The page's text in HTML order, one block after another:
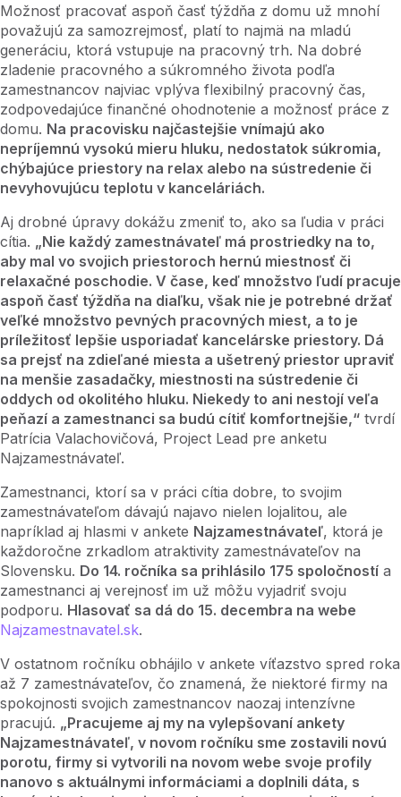
Možnosť pracovať aspoň časť týždňa z domu už mnohí
považujú za samozrejmosť, platí to najmä na mladú
generáciu, ktorá vstupuje na pracovný trh. Na dobré
zladenie pracovného a súkromného života podľa
zamestnancov najviac vplýva flexibilný pracovný čas,
zodpovedajúce finančné ohodnotenie a možnosť práce z
domu. Na pracovisku najčastejšie vnímajú ako
nepríjemnú vysokú mieru hluku, nedostatok súkromia,
chýbajúce priestory na relax alebo na sústredenie či
nevyhovujúcu teplotu v kanceláriách.
Aj drobné úpravy dokážu zmeniť to, ako sa ľudia v práci
cítia. „Nie každý zamestnávateľ má prostriedky na to,
aby mal vo svojich priestoroch hernú miestnosť či
relaxačné poschodie. V čase, keď množstvo ľudí pracuje
aspoň časť týždňa na diaľku, však nie je potrebné držať
veľké množstvo pevných pracovných miest, a to je
príležitosť lepšie usporiadať kancelárske priestory. Dá
sa prejsť na zdieľané miesta a ušetrený priestor upraviť
na menšie zasadačky, miestnosti na sústredenie či
oddych od okolitého hluku. Niekedy to ani nestojí veľa
peňazí a zamestnanci sa budú cítiť komfortnejšie,“ tvrdí
Patrícia Valachovičová, Project Lead pre anketu
Najzamestnávateľ.
Zamestnanci, ktorí sa v práci cítia dobre, to svojim
zamestnávateľom dávajú najavo nielen lojalitou, ale
napríklad aj hlasmi v ankete Najzamestnávateľ, ktorá je
každoročne zrkadlom atraktivity zamestnávateľov na
Slovensku. Do 14. ročníka sa prihlásilo 175 spoločností a
zamestnanci aj verejnosť im už môžu vyjadriť svoju
podporu. Hlasovať sa dá do 15. decembra na webe
Najzamestnavatel.sk.
V ostatnom ročníku obhájilo v ankete víťazstvo spred roka
až 7 zamestnávateľov, čo znamená, že niektoré firmy na
spokojnosti svojich zamestnancov naozaj intenzívne
pracujú. „Pracujeme aj my na vylepšovaní ankety
Najzamestnávateľ, v novom ročníku sme zostavili novú
porotu, firmy si vytvorili na novom webe svoje profily
nanovo s aktuálnymi informáciami a doplnili dáta, s